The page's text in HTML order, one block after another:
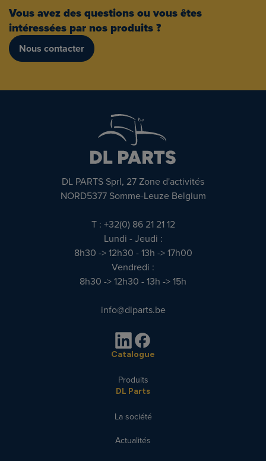
Vous avez des questions ou vous êtes
intéressées par nos produits ?
Nous contacter
DL PARTS Sprl, 27 Zone d'activités
NORD5377 Somme-Leuze Belgium
T : +32(0) 86 21 21 12
Lundi - Jeudi :
8h30 -> 12h30 - 13h -> 17h00
Vendredi :
8h30 -> 12h30 - 13h -> 15h
info@dlparts.be
Catalogue
Produits
DL Parts
La société
Actualités